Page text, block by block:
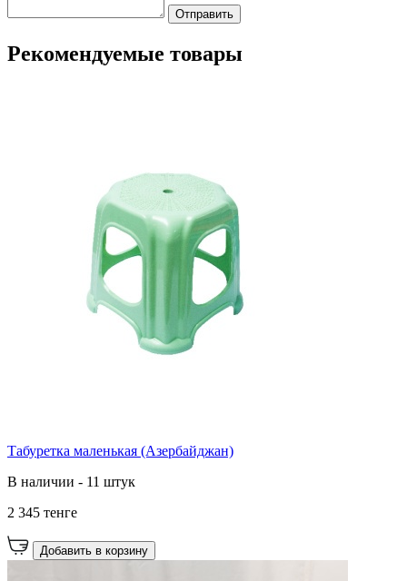
Отправить
Рекомендуемые товары
Табуретка маленькая (Азербайджан)
В наличии - 11 штук
2 345 тенге
Добавить в корзину